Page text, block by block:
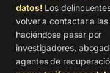
datos! Los
volver a contactar a
haciéndose pasar por
investigadores,
agentes de